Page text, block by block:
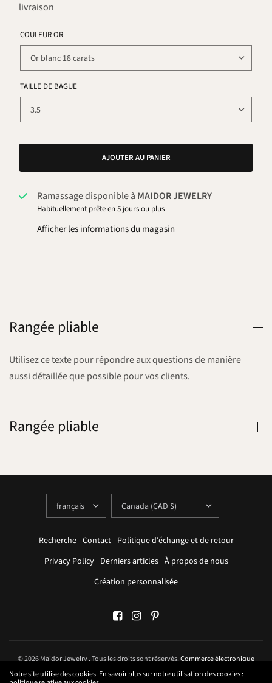
livraison
COULEUR OR
TAILLE DE BAGUE
AJOUTER AU PANIER
Ramassage disponible à MAIDOR JEWELRY
Habituellement prête en 5 jours ou plus
Afficher les informations du magasin
Rangée pliable
Utilisez ce texte pour répondre aux questions de manière
aussi détaillée que possible pour vos clients.
Rangée pliable
METTRE
JOUR
LE
RÉGION
METTRE
JOUR
LE
RÉGION
Recherche Contact Politique d'échange et de retour
Privacy Policy Derniers articles À propos de nous
Création personnalisée
© 2026 Maidor Jewelry , Tous les droits sont réservés.Commerce électronique
propulsé par Shopify
Notre site utilise des cookies. En savoir plus sur notre utilisation des cookies :